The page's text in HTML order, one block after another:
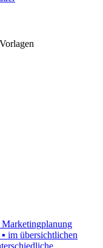
Marketingplanung
im übersichtlichen